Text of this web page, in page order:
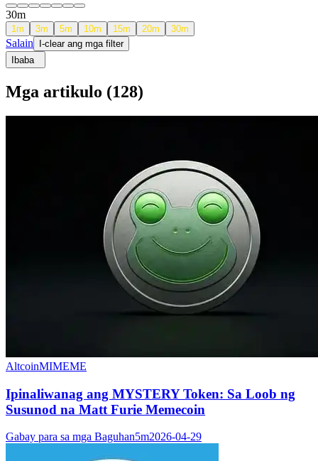
30m
1m 3m 5m 10m 15m 20m 30m
Salain
I-clear ang mga filter
Ibaba
Mga artikulo (128)
AltcoinMIMEME
Ipinaliwanag ang MYSTERY Token: Sa Loob ng
Susunod na Matt Furie Memecoin
Gabay para sa mga Baguhan5m2026-04-29